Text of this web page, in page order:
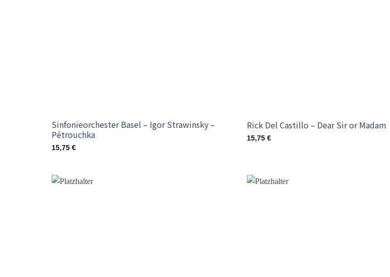
Sinfonieorchester Basel – Igor Strawinsky –
Pétrouchka
15,75 €
Rick Del Castillo – Dear Sir or Madam
15,75€